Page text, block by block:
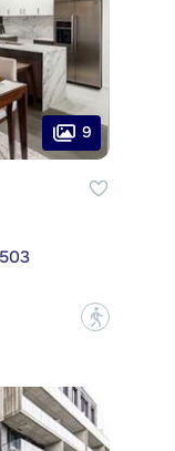
9
?